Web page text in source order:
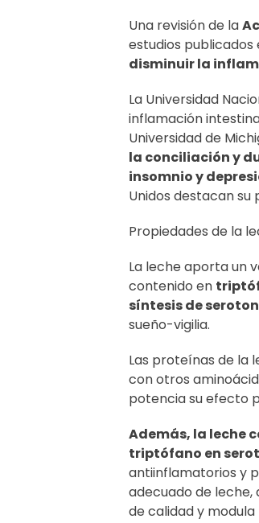
Una revisión de la
estudios
disminuir la
La Universidad
inflamación
Universidad de
la conciliación y
insomnio y
Unidos destacan
Propiedades de la
La leche aporta un
contenido en
síntesis de
sueño-vigilia.
Las proteínas de la
con otros
potencia su efecto
Además, la leche
triptófano en
antiinflamatorios y
adecuado de
de calidad y